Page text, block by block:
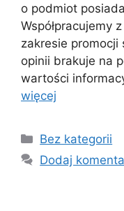
o podmiot
Współpracujemy
zakresie promocji
opinii brakuje na
wartości
więcej
Kategorie
Bez kategorii
Dodaj